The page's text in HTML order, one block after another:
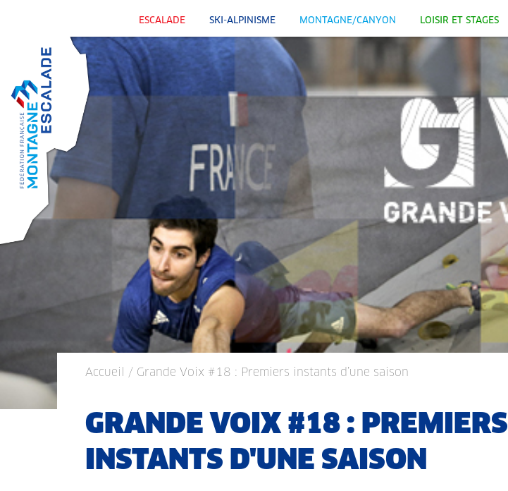
ESCALADE SKI-ALPINISME MONTAGNE/CANYON LOISIR ET STAGES
Accueil / Grande Voix #18 : Premiers instants d’une saison
GRANDE VOIX #18 : PREMIERS
INSTANTS D'UNE SAISON